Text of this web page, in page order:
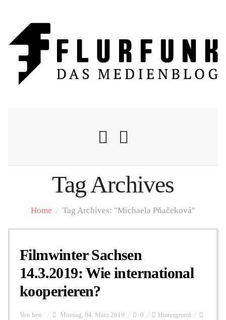
Nachrichten
Personalien
Hintergrund
Tag Archives
Home / Tag Archives: "Michaela Pňačeková"
Filmwinter Sachsen
14.3.2019: Wie international
kooperieren?
Von ben Montag, 04. März 2019 0 Hintergrund